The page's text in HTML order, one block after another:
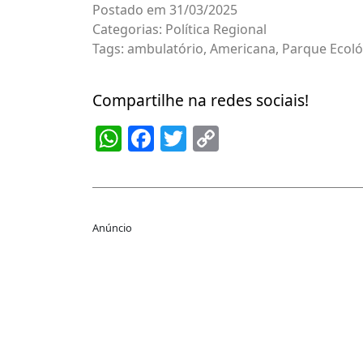
Postado em 31/03/2025
Categorias: Política Regional
Tags: ambulatório, Americana, Parque
Compartilhe na redes sociais!
WhatsApp
Facebook
Twitter
Anúncio